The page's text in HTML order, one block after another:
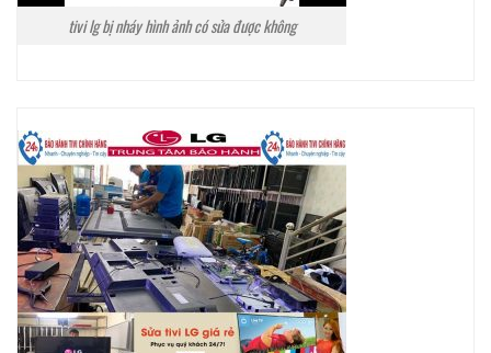
tivi lg bị nháy hình ảnh có sửa được không